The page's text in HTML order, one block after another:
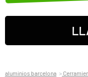
aluminios barcelona